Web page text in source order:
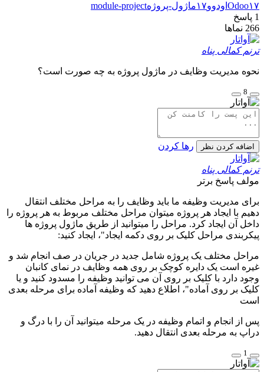
Odoo۱۷ اودوو۱۷ ماژول-پروژهmodule-project
1 پاسخ
266 نماها
ترنم کمالی پناه
نحوه مدیریت وظایف در ماژول پروژه به چه صورت است؟
8
اضافه کردن نظر رها کردن
ترنم کمالی پناه
مولف پاسخ برتر
برای مدیریت وظیفه ما باید وظایف را به مراحل مختلف انتقال
دهیم با ایجاد هر پروژه میتوان مراحل مختلف مربوط به هر پروژه را
داخل آن ایجاد کرد. مراحل را میتوانید از طریق ماژول پروژه ها
پیکربندی مراحل کلیک بر روی دکمه ایجاد"، ایجاد کنید:
مراحل مختلف یک پروژه شامل جدید در جریان در صف انجام شد و
غیره است یک دایره کوچک بر روی همه وظایف در نمای کانبان
وجود دارد با کلیک بر روی آن می توانید وظیفه را مسدود کنید و یا
کلیک بر روی آماده"، اطلاع دهید که وظیفه آماده برای مرحله بعدی
است
پس از انجام و اتمام وظیفه در یک مرحله میتوانید آن را با درگ و
دراپ به مرحله بعدی انتقال دهید.
1